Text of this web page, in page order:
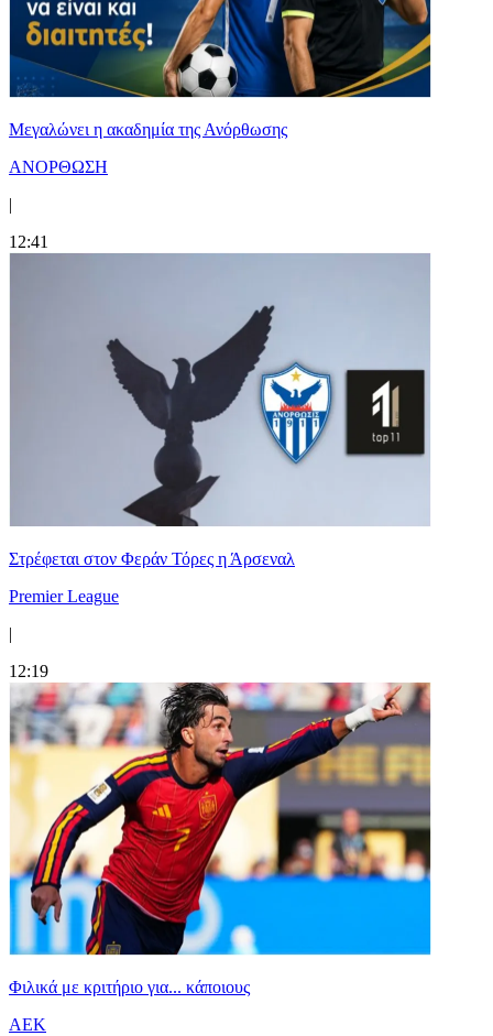
Μεγαλώνει η ακαδημία της Ανόρθωσης
ΑΝΟΡΘΩΣΗ
|
12:41
Στρέφεται στον Φεράν Τόρες η Άρσεναλ
Premier League
|
12:19
Φιλικά με κριτήριο για... κάποιους
ΑΕΚ